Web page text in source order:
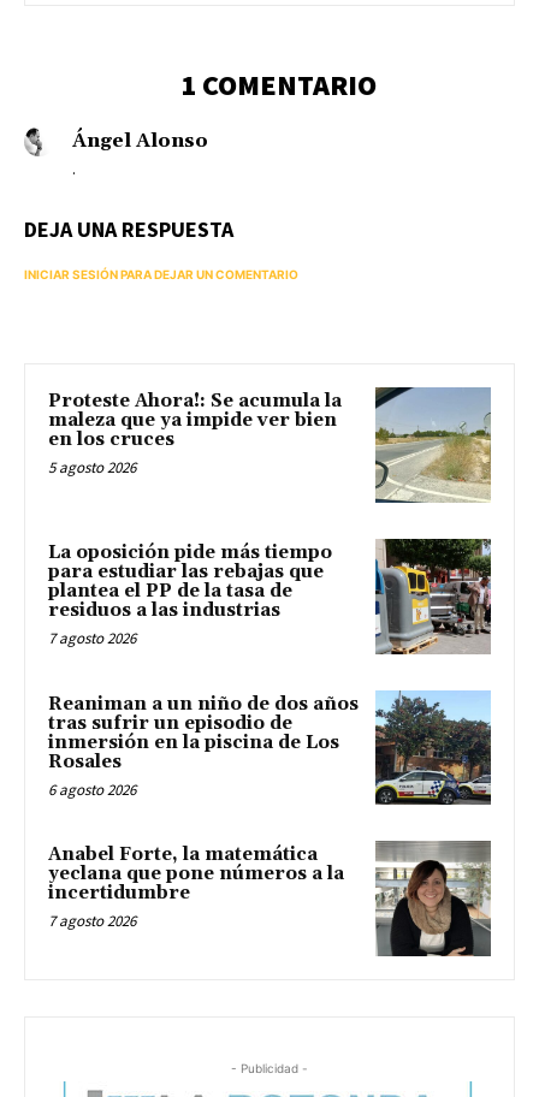
1 COMENTARIO
Ángel Alonso
.
DEJA UNA RESPUESTA
INICIAR SESIÓN PARA DEJAR UN COMENTARIO
Proteste Ahora!: Se acumula la
maleza que ya impide ver bien
en los cruces
5 agosto 2026
La oposición pide más tiempo
para estudiar las rebajas que
plantea el PP de la tasa de
residuos a las industrias
7 agosto 2026
Reaniman a un niño de dos años
tras sufrir un episodio de
inmersión en la piscina de Los
Rosales
6 agosto 2026
Anabel Forte, la matemática
yeclana que pone números a la
incertidumbre
7 agosto 2026
- Publicidad -